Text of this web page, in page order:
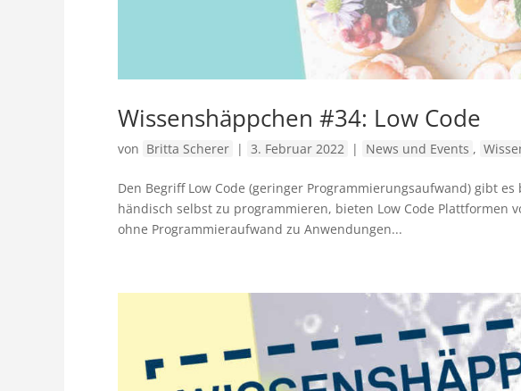
Wissenshäppchen #34: Low Code
von Britta Scherer | 3. Februar 2022 | News und Events ,
Den Begriff Low Code (geringer Programmierungsaufwand) gibt
händisch selbst zu programmieren, bieten Low Code
ohne Programmieraufwand zu Anwendungen...